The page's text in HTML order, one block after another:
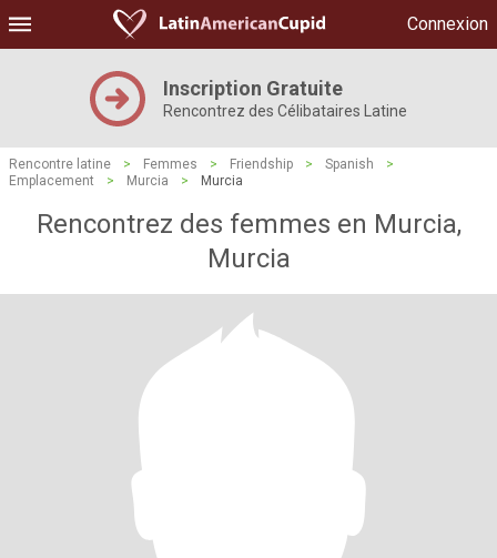
Connexion
Inscription Gratuite
Rencontrez des Célibataires Latine
Rencontre latine > Femmes > Friendship > Spanish
>
Emplacement
> Murcia > Murcia
Rencontrez des femmes en Murcia,
Murcia